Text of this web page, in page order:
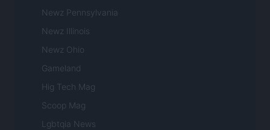
Newz Pennsylvania
Newz Illinois
Newz Ohio
Gameland
Hig Tech Mag
Scoop Mag
Lgbtqia News